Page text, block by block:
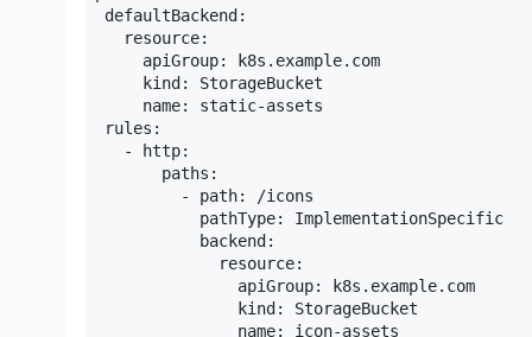
  defaultBackend:
    resource:
      apiGroup: k8s.example.com
      kind: StorageBucket
      name: static-assets
  rules:
    - http:
        paths:
          - path: /icons
            pathType: ImplementationSpecific
            backend:
              resource:
                apiGroup: k8s.example.com
                kind: StorageBucket